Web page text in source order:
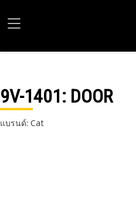
9V-1401: DOOR
แบรนด์: Cat